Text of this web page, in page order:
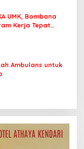
UMK, Bombana
Kerja Tepat
Ambulans untuk